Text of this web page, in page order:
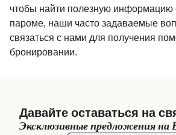
чтобы найти полезную информацию
пароме, наши часто задаваемые
связаться с нами для получения
бронировании.
Давайте оставаться на
Эксклюзивные предложения на